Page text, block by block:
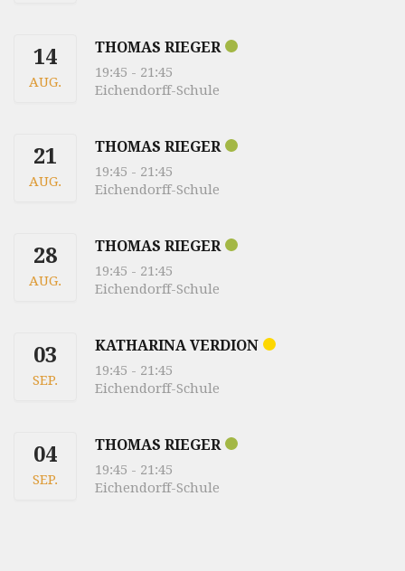
14
AUG.
THOMAS RIEGER
19:45 - 21:45
Eichendorff-Schule
21
AUG.
THOMAS RIEGER
19:45 - 21:45
Eichendorff-Schule
28
AUG.
THOMAS RIEGER
19:45 - 21:45
Eichendorff-Schule
03
SEP.
KATHARINA VERDION
19:45 - 21:45
Eichendorff-Schule
04
SEP.
THOMAS RIEGER
19:45 - 21:45
Eichendorff-Schule